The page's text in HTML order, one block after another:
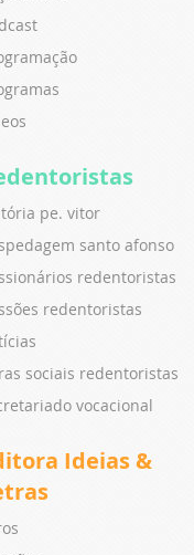
pe. vitor
santo afonso
redentoristas
redentoristas
sociais redentoristas
vocacional
Ideias &